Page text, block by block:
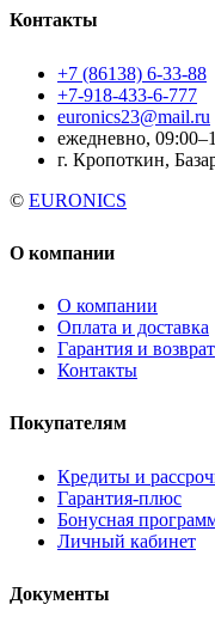
Контакты
+7 (86138) 6-33-88
+7-918-433-6-777
euronics23@mail.ru
ежедневно,
г. Кропоткин,
© EURONICS
О компании
О компании
Оплата и доставка
Гарантия и возврат
Контакты
Покупателям
Кредиты и
Гарантия-плюс
Бонусная
Личный кабинет
Документы